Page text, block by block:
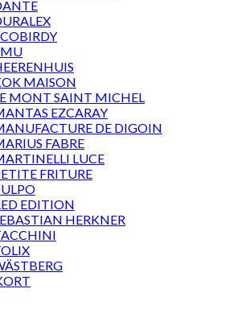
MAISON
MONT SAINT MICHEL
EZCARAY
DE DIGOIN
FABRE
LUCE
FRITURE
EDITION
HERKNER